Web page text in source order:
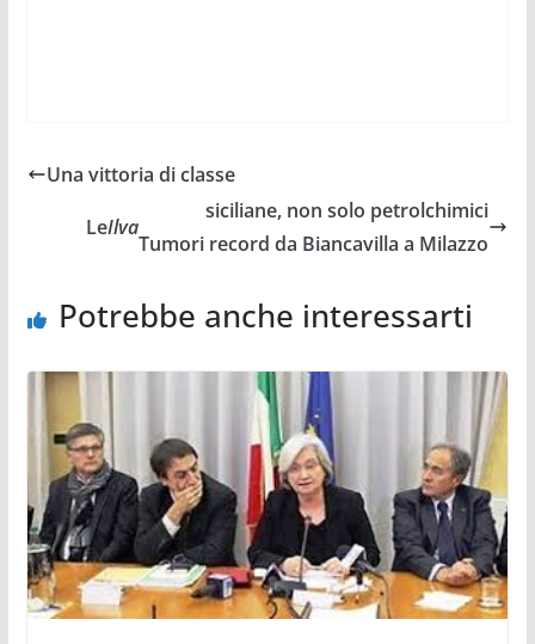
Una vittoria di classe
LeIlva
siciliane, non solo petrolchimici
Tumori record da Biancavilla a Milazzo
Potrebbe anche interessarti